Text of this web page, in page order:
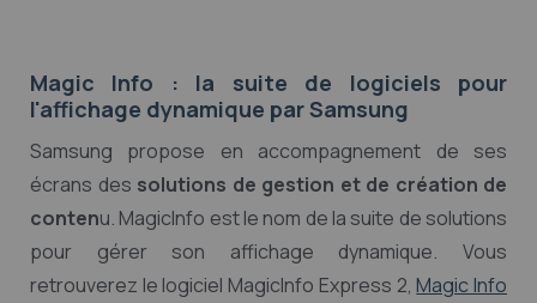
Magic Info : la suite de logiciels pour
l'affichage dynamique par Samsung
Samsung propose en accompagnement de ses
écrans des solutions de gestion et de création de
contenu. MagicInfo est le nom de la suite de solutions
pour gérer son affichage dynamique. Vous
retrouverez le logiciel MagicInfo Express 2,Magic Info